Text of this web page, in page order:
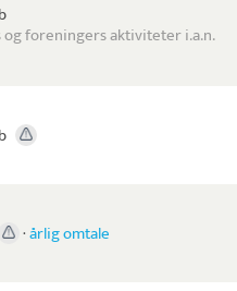
foreningers aktiviteter i.a.n.
·årlig omtale